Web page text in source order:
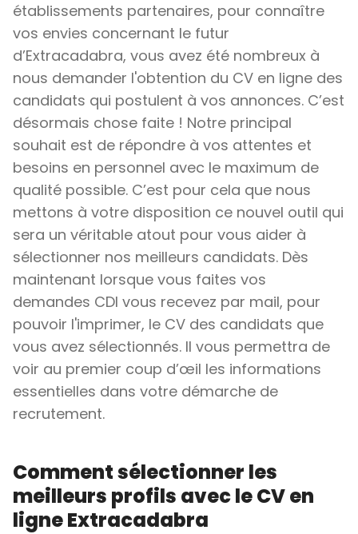
établissements partenaires, pour connaître
vos envies concernant le futur
d’Extracadabra, vous avez été nombreux à
nous demander l'obtention du CV en ligne des
candidats qui postulent à vos annonces. C’est
désormais chose faite ! Notre principal
souhait est de répondre à vos attentes et
besoins en personnel avec le maximum de
qualité possible. C’est pour cela que nous
mettons à votre disposition ce nouvel outil qui
sera un véritable atout pour vous aider à
sélectionner nos meilleurs candidats. Dès
maintenant lorsque vous faites vos
demandes CDI vous recevez par mail, pour
pouvoir l'imprimer, le CV des candidats que
vous avez sélectionnés. Il vous permettra de
voir au premier coup d’œil les informations
essentielles dans votre démarche de
recrutement.
Comment sélectionner les
meilleurs profils avec le CV en
ligne Extracadabra